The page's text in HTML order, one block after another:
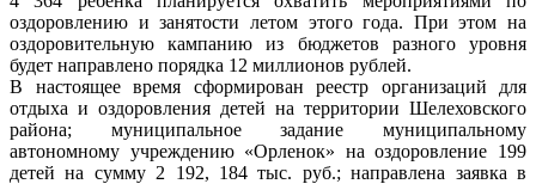
оздоровлению и занятости летом этого года. При этом на
оздоровительную кампанию из бюджетов разного уровня
будет направлено порядка 12 миллионов рублей.
В настоящее время сформирован реестр организаций для
отдыха и оздоровления детей на территории Шелеховского
района; муниципальное задание муниципальному
автономному учреждению «Орленок» на оздоровление 199
детей на сумму 2 192, 184 тыс. руб.; направлена заявка в